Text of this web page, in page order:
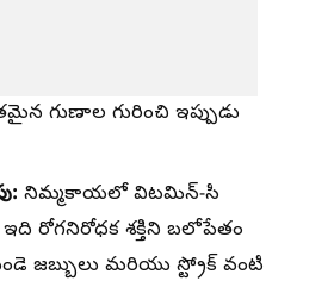
గుణాల గురించి ఇప్పుడు
నిమ్మకాయలో విటమిన్-సి
రోగనిరోధక శక్తిని బలోపేతం
జబ్బులు మరియు స్ట్రోక్ వంటి